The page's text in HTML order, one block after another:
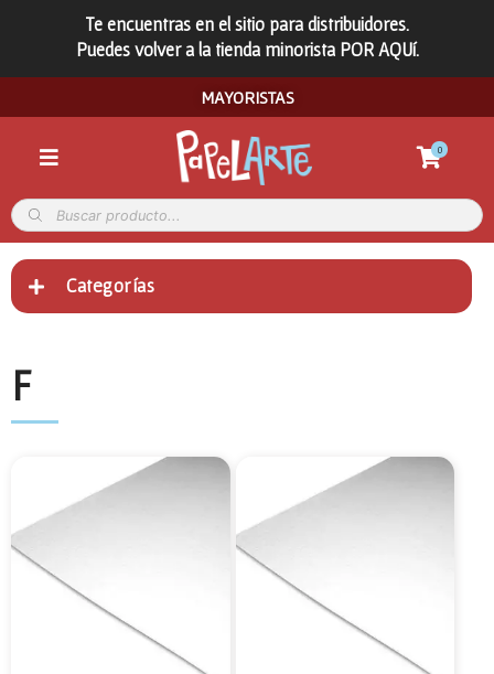
Te encuentras en el sitio para distribuidores.
Puedes volver a la tienda minorista POR AQUí.
MAYORISTAS
0
Categorías
F